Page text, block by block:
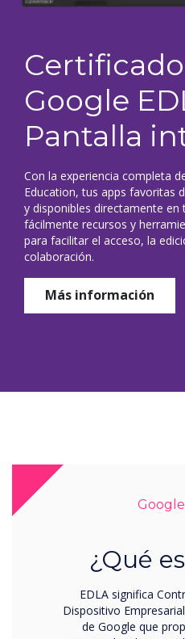
Google
Pantalla
Con la experiencia completa
Education, tus apps favoritas
y disponibles directamente en
fácilmente recursos y
para facilitar el acceso, la
colaboración.
Más información
¿Qué
EDLA significa
Dispositivo
de Google que